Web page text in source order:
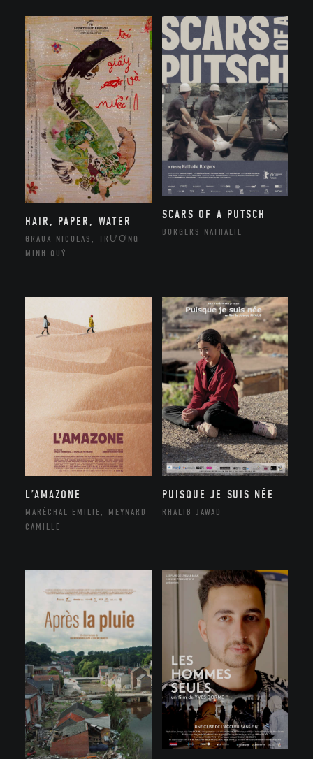
HAIR, PAPER, WATER
GRAUX NICOLAS, TRƯƠNG
MINH QUÝ
SCARS OF A PUTSCH
BORGERS NATHALIE
L’AMAZONE
MARÉCHAL EMILIE, MEYNARD
CAMILLE
PUISQUE JE SUIS NÉE
RHALIB JAWAD